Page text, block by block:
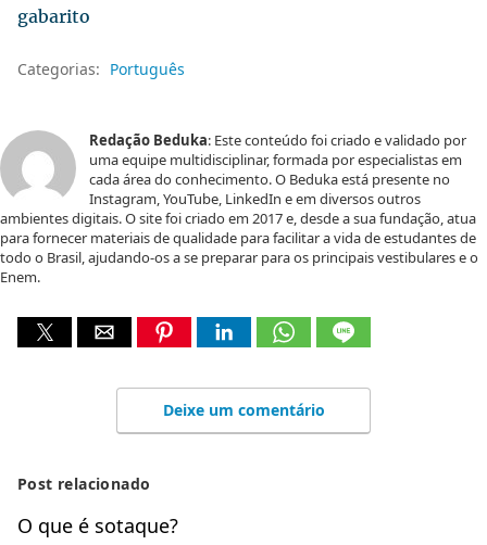
gabarito
Categorias: Português
Redação Beduka: Este conteúdo foi criado e validado por
uma equipe multidisciplinar, formada por especialistas em
cada área do conhecimento. O Beduka está presente no
Instagram, YouTube, LinkedIn e em diversos outros
ambientes digitais. O site foi criado em 2017 e, desde a sua fundação, atua
para fornecer materiais de qualidade para facilitar a vida de estudantes de
todo o Brasil, ajudando-os a se preparar para os principais vestibulares e o
Enem.
Deixe um comentário
Post relacionado
O que é sotaque?